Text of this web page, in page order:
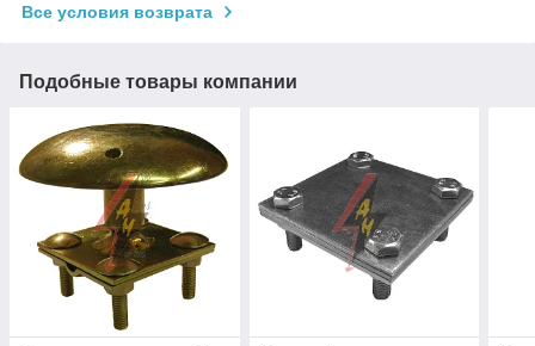
Все условия возврата
Подобные товары компании